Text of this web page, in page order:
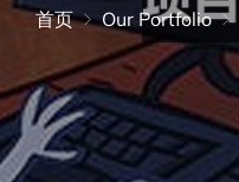
首页 Our Portfolio